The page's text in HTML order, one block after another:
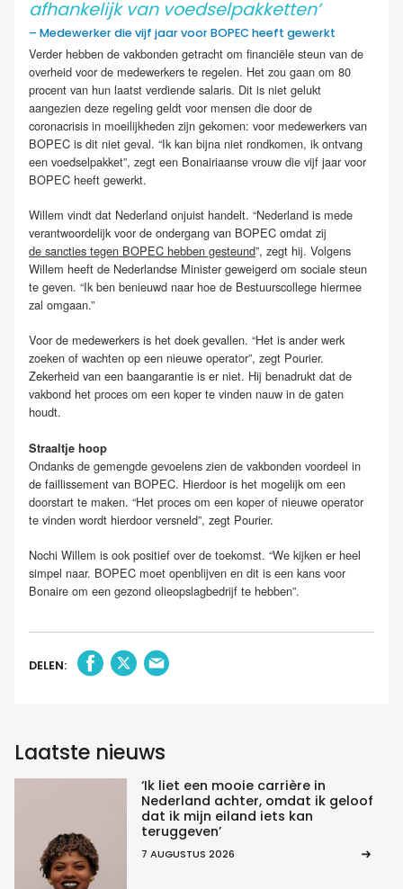
afhankelijk van voedselpakketten’
– Medewerker die vijf jaar voor BOPEC heeft gewerkt
Verder hebben de vakbonden getracht om financiële steun van de
overheid voor de medewerkers te regelen. Het zou gaan om 80
procent van hun laatst verdiende salaris. Dit is niet gelukt
aangezien deze regeling geldt voor mensen die door de
coronacrisis in moeilijkheden zijn gekomen: voor medewerkers van
BOPEC is dit niet geval. “Ik kan bijna niet rondkomen, ik ontvang
een voedselpakket”, zegt een Bonairiaanse vrouw die vijf jaar voor
BOPEC heeft gewerkt.
Willem vindt dat Nederland onjuist handelt. “Nederland is mede
verantwoordelijk voor de ondergang van BOPEC omdat zij
de sancties tegen BOPEC hebben gesteund”, zegt hij. Volgens
Willem heeft de Nederlandse Minister geweigerd om sociale steun
te geven. “Ik ben benieuwd naar hoe de Bestuurscollege hiermee
zal omgaan.”
Voor de medewerkers is het doek gevallen. “Het is ander werk
zoeken of wachten op een nieuwe operator”, zegt Pourier.
Zekerheid van een baangarantie is er niet. Hij benadrukt dat de
vakbond het proces om een koper te vinden nauw in de gaten
houdt.
Straaltje hoop
Ondanks de gemengde gevoelens zien de vakbonden voordeel in
de faillissement van BOPEC. Hierdoor is het mogelijk om een
doorstart te maken. “Het proces om een koper of nieuwe operator
te vinden wordt hierdoor versneld”, zegt Pourier.
Nochi Willem is ook positief over de toekomst. “We kijken er heel
simpel naar. BOPEC moet openblijven en dit is een kans voor
Bonaire om een gezond olieopslagbedrijf te hebben”.
DELEN:
Laatste nieuws
‘Ik liet een mooie carrière in
Nederland achter, omdat ik geloof
dat ik mijn eiland iets kan
teruggeven’
7 AUGUSTUS 2026